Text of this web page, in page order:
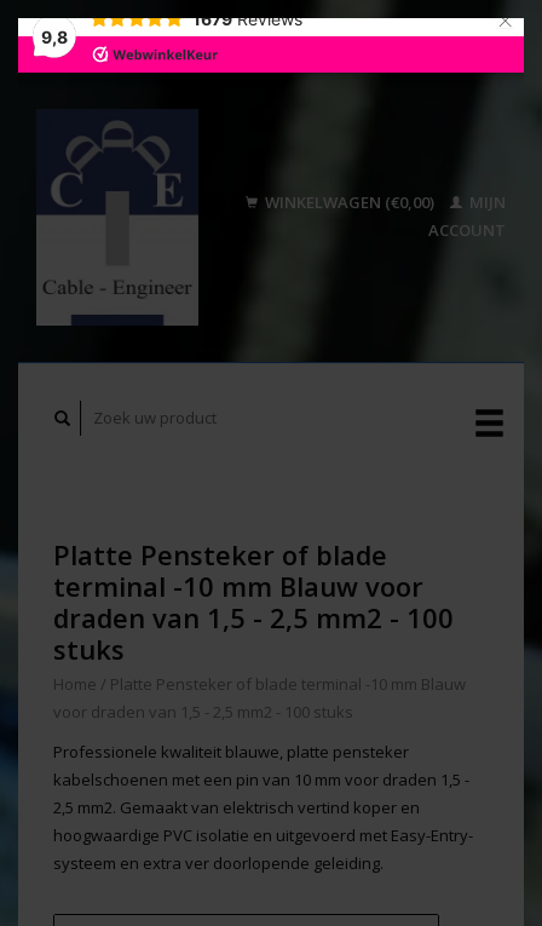
9,8
1679 Reviews ×
WINKELWAGEN (€0,00)
MIJN
ACCOUNT
Platte Pensteker of blade
terminal -10 mm Blauw voor
draden van 1,5 - 2,5 mm2 - 100
stuks
Home / Platte Pensteker of blade terminal -10 mm Blauw
voor draden van 1,5 - 2,5 mm2 - 100 stuks
Professionele kwaliteit blauwe, platte pensteker
kabelschoenen met een pin van 10 mm voor draden 1,5 -
2,5 mm2. Gemaakt van elektrisch vertind koper en
hoogwaardige PVC isolatie en uitgevoerd met Easy-Entry-
systeem en extra ver doorlopende geleiding.